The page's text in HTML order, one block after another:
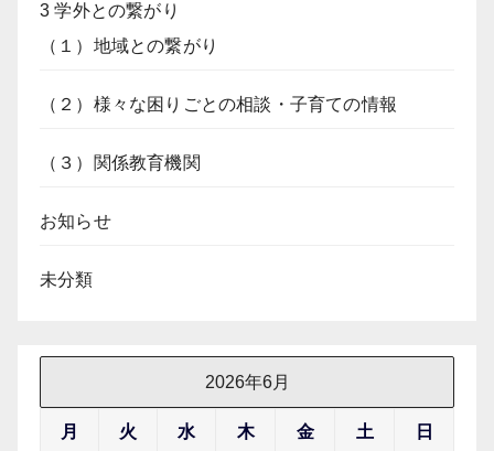
3 学外との繋がり
（１）地域との繋がり
（２）様々な困りごとの相談・子育ての情報
（３）関係教育機関
お知らせ
未分類
2026年6月
月 火 水 木 金 土 日